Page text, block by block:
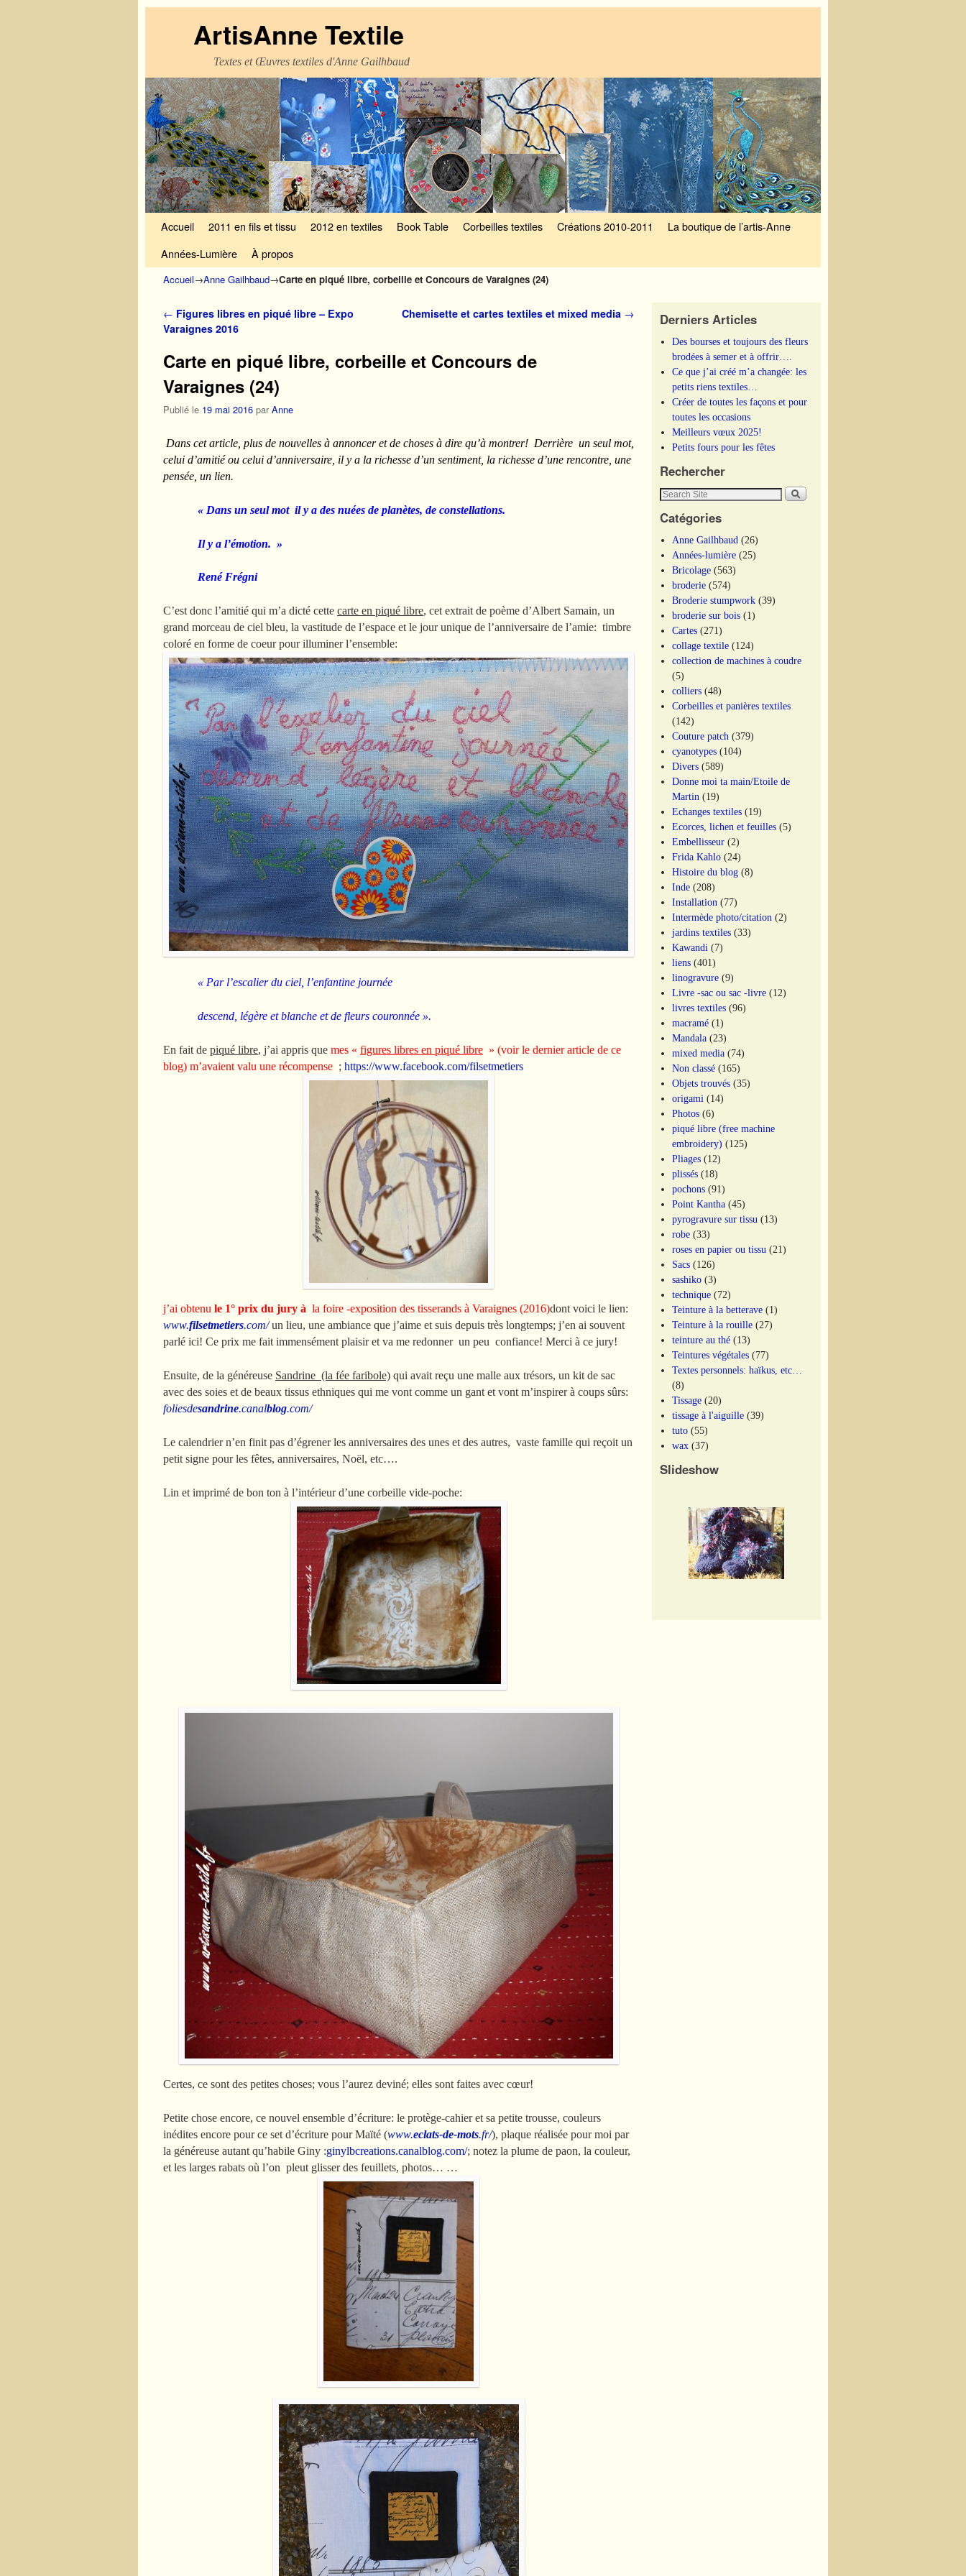
ArtisAnne Textile
Textes et Œuvres textiles d'Anne Gailhbaud
Accueil 2011 en fils et tissu 2012 en textiles Book Table Corbeilles textiles Créations 2010-2011
La boutique de l’artis-Anne
Années-Lumière
À propos
Accueil→Anne Gailhbaud→Carte en piqué libre, corbeille et Concours de Varaignes (24)
Navigation des articles
← Figures libres en piqué libre – Expo
Varaignes 2016
Chemisette et cartes textiles et mixed media →
Carte en piqué libre, corbeille et Concours de
Varaignes (24)
Publié le 19 mai 2016 par Anne
Dans cet article, plus de nouvelles à annoncer et de choses à dire qu’à montrer! Derrière un seul mot,
celui d’amitié ou celui d’anniversaire, il y a la richesse d’un sentiment, la richesse d’une rencontre, une
pensée, un lien.
« Dans un seul mot il y a des nuées de planètes, de constellations.
Il y a l’émotion. »
René Frégni
C’est donc l’amitié qui m’a dicté cette carte en piqué libre, cet extrait de poème d’Albert Samain, un
grand morceau de ciel bleu, la vastitude de l’espace et le jour unique de l’anniversaire de l’amie: timbre
coloré en forme de coeur pour illuminer l’ensemble:
« Par l’escalier du ciel, l’enfantine journée
descend, légère et blanche et de fleurs couronnée ».
En fait de piqué libre, j’ai appris que mes « figures libres en piqué libre » (voir le dernier article de ce
blog) m’avaient valu une récompense ; https://www.facebook.com/filsetmetiers
j’ai obtenu le 1° prix du jury à la foire -exposition des tisserands à Varaignes (2016)dont voici le lien:
www.filsetmetiers.com/ un lieu, une ambiance que j’aime et suis depuis très longtemps; j’en ai souvent
parlé ici! Ce prix me fait immensément plaisir et va me redonner un peu confiance! Merci à ce jury!
Ensuite, de la généreuse Sandrine (la fée faribole) qui avait reçu une malle aux trésors, un kit de sac
avec des soies et de beaux tissus ethniques qui me vont comme un gant et vont m’inspirer à coups sûrs:
foliesdesandrine.canalblog.com/
Le calendrier n’en finit pas d’égrener les anniversaires des unes et des autres, vaste famille qui reçoit un
petit signe pour les fêtes, anniversaires, Noël, etc….
Lin et imprimé de bon ton à l’intérieur d’une corbeille vide-poche:
Certes, ce sont des petites choses; vous l’aurez deviné; elles sont faites avec cœur!
Petite chose encore, ce nouvel ensemble d’écriture: le protège-cahier et sa petite trousse, couleurs
inédites encore pour ce set d’écriture pour Maïté (www.eclats-de-mots.fr/), plaque réalisée pour moi par
la généreuse autant qu’habile Giny :ginylbcreations.canalblog.com/; notez la plume de paon, la couleur,
et les larges rabats où l’on pleut glisser des feuillets, photos… …
Derniers Articles
Des bourses et toujours des fleurs
brodées à semer et à offrir….
Ce que j’ai créé m’a changée: les
petits riens textiles…
Créer de toutes les façons et pour
toutes les occasions
Meilleurs vœux 2025!
Petits fours pour les fêtes
Rechercher
Catégories
Anne Gailhbaud (26)
Années-lumière (25)
Bricolage (563)
broderie (574)
Broderie stumpwork (39)
broderie sur bois (1)
Cartes (271)
collage textile (124)
collection de machines à coudre
(5)
colliers (48)
Corbeilles et panières textiles
(142)
Couture patch (379)
cyanotypes (104)
Divers (589)
Donne moi ta main/Etoile de
Martin (19)
Echanges textiles (19)
Ecorces, lichen et feuilles (5)
Embellisseur (2)
Frida Kahlo (24)
Histoire du blog (8)
Inde (208)
Installation (77)
Intermède photo/citation (2)
jardins textiles (33)
Kawandi (7)
liens (401)
linogravure (9)
Livre -sac ou sac -livre (12)
livres textiles (96)
macramé (1)
Mandala (23)
mixed media (74)
Non classé (165)
Objets trouvés (35)
origami (14)
Photos (6)
piqué libre (free machine
embroidery) (125)
Pliages (12)
plissés (18)
pochons (91)
Point Kantha (45)
pyrogravure sur tissu (13)
robe (33)
roses en papier ou tissu (21)
Sacs (126)
sashiko (3)
technique (72)
Teinture à la betterave (1)
Teinture à la rouille (27)
teinture au thé (13)
Teintures végétales (77)
Textes personnels: haïkus, etc…
(8)
Tissage (20)
tissage à l'aiguille (39)
tuto (55)
wax (37)
Slideshow